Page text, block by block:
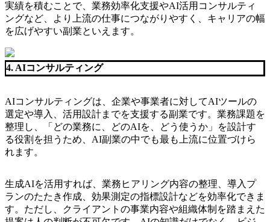
実績を積むことで、業務効率化支援やAI活用コンサルティ
ングなど、より上流の仕事につながりやすく、キャリアの幅
を広げやすい副業といえます。
4. AIコンサルティング
AIコンサルティングは、企業や事業者に対してAIツールの
選定や導入、活用設計までを支援する副業です。業務課題を
整理し、「どの業務に、どのAIを、どう使うか」を設計す
る役割を担うため、AI副業の中でも最も上流に位置づけら
れます。
生成AIを活用すれば、業務ヒアリング内容の整理、導入プ
ランのたたき作成、効果測定の指標設計などを効率化できま
す。ただし、クライアントの事業内容や組織体制を踏まえた